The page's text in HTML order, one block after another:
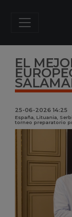
EL
25-06-2026 14:25
España, Lituania,
torneo preparatorio